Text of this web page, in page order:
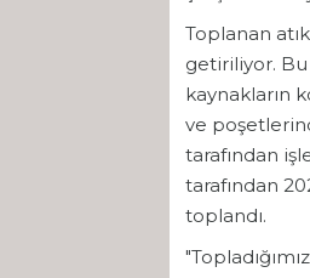
Toplanan
getiriliyor.
kaynakların
ve
tarafından
tarafından
toplandı.